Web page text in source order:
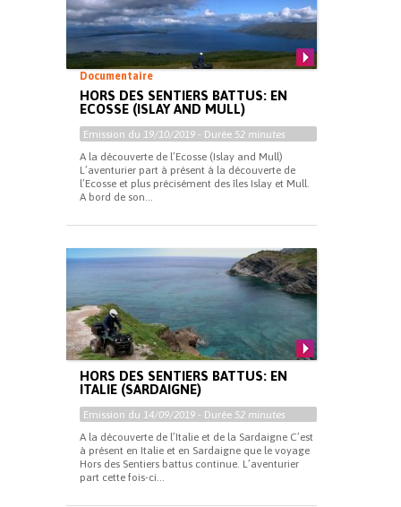
Documentaire
HORS DES SENTIERS BATTUS: EN
ECOSSE (ISLAY AND MULL)
Emission du 19/10/2019 - Durée 52 minutes
A la découverte de l’Ecosse (Islay and Mull)
L’aventurier part à présent à la découverte de
l’Ecosse et plus précisément des îles Islay et Mull.
A bord de son...
HORS DES SENTIERS BATTUS: EN
ITALIE (SARDAIGNE)
Emission du 14/09/2019 - Durée 52 minutes
A la découverte de l’Italie et de la Sardaigne C’est
à présent en Italie et en Sardaigne que le voyage
Hors des Sentiers battus continue. L’aventurier
part cette fois-ci...